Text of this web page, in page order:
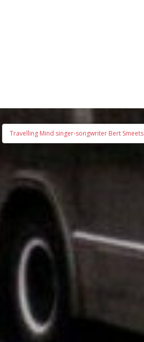
Travelling Mind singer-songwriter Bert Smeets